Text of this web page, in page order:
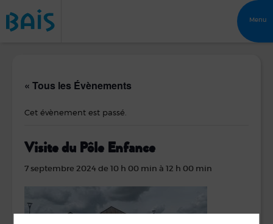
Menu
« Tous les Évènements
Cet évènement est passé.
Visite du Pôle Enfance
7 septembre 2024 de 10 h 00 min à 12 h 00 min